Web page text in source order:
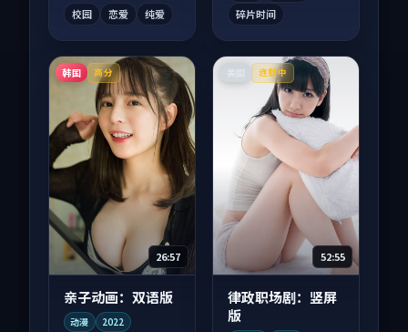
校园 恋爱 纯爱
碎片时间
韩国 高分
26:57
亲子动画：双语版
动漫 2022
连载中
52:55
律政职场剧：竖屏
版